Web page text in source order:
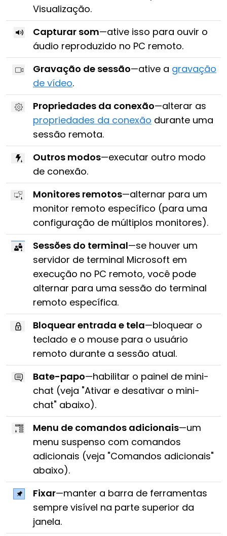
Visualização.
Capturar som—ative isso para ouvir o
áudio reproduzido no PC remoto.
Gravação de sessão—ative a gravação
de vídeo.
Propriedades da conexão—alterar as
propriedades da conexão durante uma
sessão remota.
Outros modos—executar outro modo
de conexão.
Monitores remotos—alternar para um
monitor remoto específico (para uma
configuração de múltiplos monitores).
Sessões do terminal—se houver um
servidor de terminal Microsoft em
execução no PC remoto, você pode
alternar para uma sessão do terminal
remoto específica.
Bloquear entrada e tela—bloquear o
teclado e o mouse para o usuário
remoto durante a sessão atual.
Bate-papo—habilitar o painel de mini-
chat (veja "Ativar e desativar o mini-
chat" abaixo).
Menu de comandos adicionais—um
menu suspenso com comandos
adicionais (veja "Comandos adicionais"
abaixo).
Fixar—manter a barra de ferramentas
sempre visível na parte superior da
janela.